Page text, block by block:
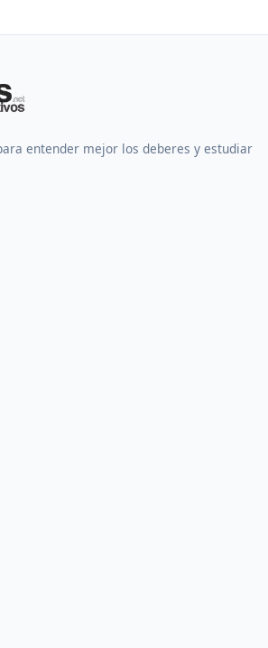
entender mejor los deberes y estudiar